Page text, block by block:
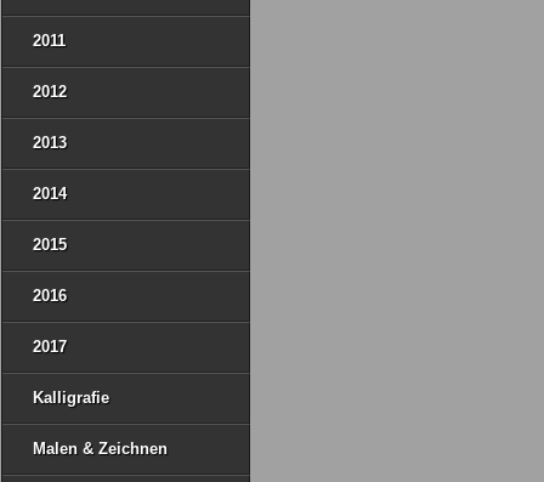
2011
2012
2013
2014
2015
2016
2017
Kalligrafie
Malen & Zeichnen